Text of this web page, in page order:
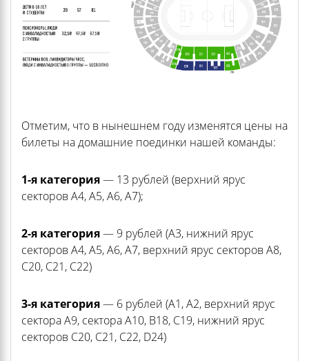
Отметим, что в нынешнем году изменятся цены на
билеты на домашние поединки нашей команды:
1-я категория— 13 рублей (верхний ярус
секторов А4, А5, А6, А7);
2-я категория— 9 рублей (А3, нижний ярус
секторов А4, А5, А6, А7, верхний ярус секторов А8,
С20, С21, С22)
3-я категория— 6 рублей (А1, А2, верхний ярус
сектора А9, сектора А10, В18, С19, нижний ярус
секторов С20, С21, С22, D24)